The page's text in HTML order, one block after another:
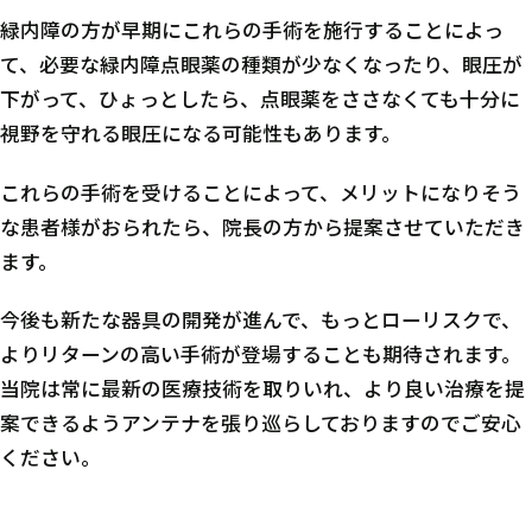
緑内障の方が早期にこれらの手術を施行することによっ
て、必要な緑内障点眼薬の種類が少なくなったり、眼圧が
下がって、ひょっとしたら、点眼薬をささなくても十分に
視野を守れる眼圧になる可能性もあります。
これらの手術を受けることによって、メリットになりそう
な患者様がおられたら、院長の方から提案させていただき
ます。
今後も新たな器具の開発が進んで、もっとローリスクで、
よりリターンの高い手術が登場することも期待されます。
当院は常に最新の医療技術を取りいれ、より良い治療を提
案できるようアンテナを張り巡らしておりますのでご安心
ください。